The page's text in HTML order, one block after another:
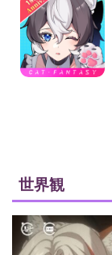
世界観